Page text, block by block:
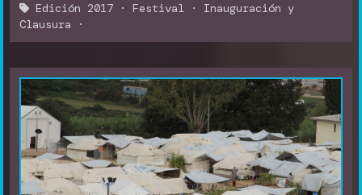
Edición 2017 · Festival · Inauguración y
Clausura ·